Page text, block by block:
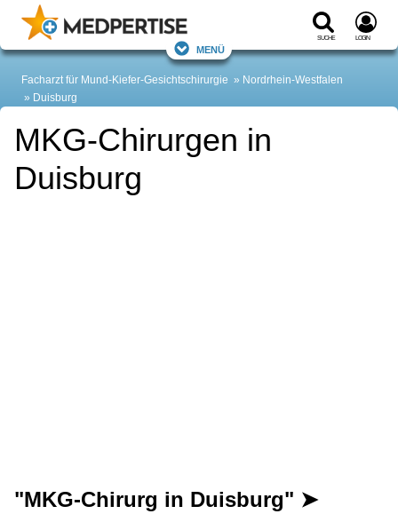
Suche Login
Menü
Facharzt für Mund-Kiefer-Gesichtschirurgie
Nordrhein-Westfalen
Duisburg
MKG-Chirurgen in
Duisburg
"MKG-Chirurg in Duisburg" ➤